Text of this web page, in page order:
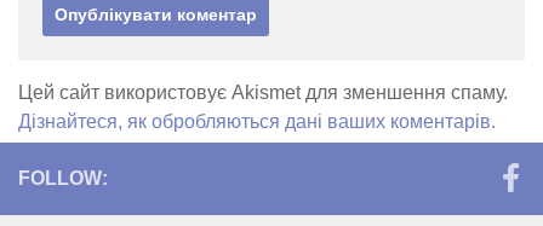
Цей сайт використовує Akismet для зменшення спаму.
Дізнайтеся, як обробляються дані ваших коментарів.
FOLLOW: